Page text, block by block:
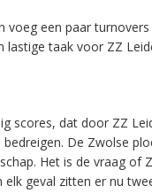
een paar
taak voor ZZ
scores, dat door ZZ
De Zwolse
Het is de vraag of
geval zitten er nu